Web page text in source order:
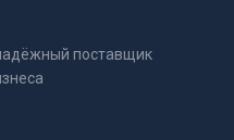
поставщик